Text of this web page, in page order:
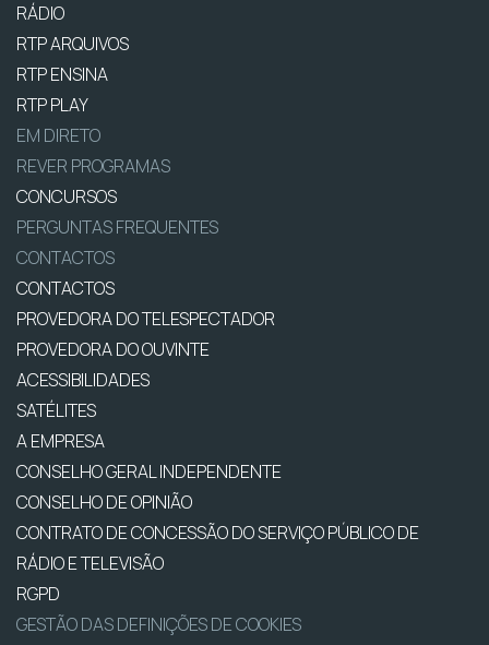
RÁDIO
RTP ARQUIVOS
RTP ENSINA
RTP PLAY
EM DIRETO
REVER PROGRAMAS
CONCURSOS
PERGUNTAS FREQUENTES
CONTACTOS
CONTACTOS
PROVEDORA DO TELESPECTADOR
PROVEDORA DO OUVINTE
ACESSIBILIDADES
SATÉLITES
A EMPRESA
CONSELHO GERAL INDEPENDENTE
CONSELHO DE OPINIÃO
CONTRATO DE CONCESSÃO DO SERVIÇO PÚBLICO DE
RÁDIO E TELEVISÃO
RGPD
GESTÃO DAS DEFINIÇÕES DE COOKIES